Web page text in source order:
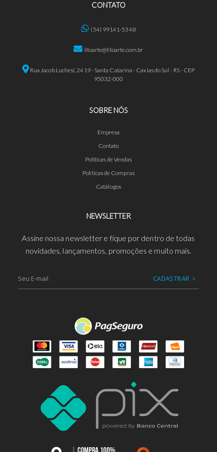
CONTATO
(54) 99141-5348
litoarte@litoarte.com.br
Rua Jacob Luchesi, 2419 - Santa Catarina - Caxias do Sul - RS - CEP
95032-000
SOBRE NÓS
Empresa
Contato
Políticas de Vendas
Políticas de Compras
Catálogos
NEWSLETTER
Assine nossa newsletter e fique por dentro de todas
novidades, lançamentos, promoções e muito mais.
CADASTRAR